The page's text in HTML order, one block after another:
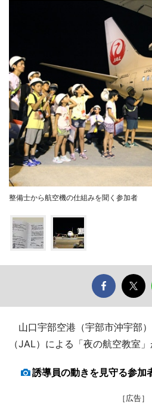
整備士から航空機の仕組みを聞く参加者
山口宇部空港（宇部市沖宇部
（JAL）による「夜の航空教室」
誘導員の動きを見守る参加
［広告］